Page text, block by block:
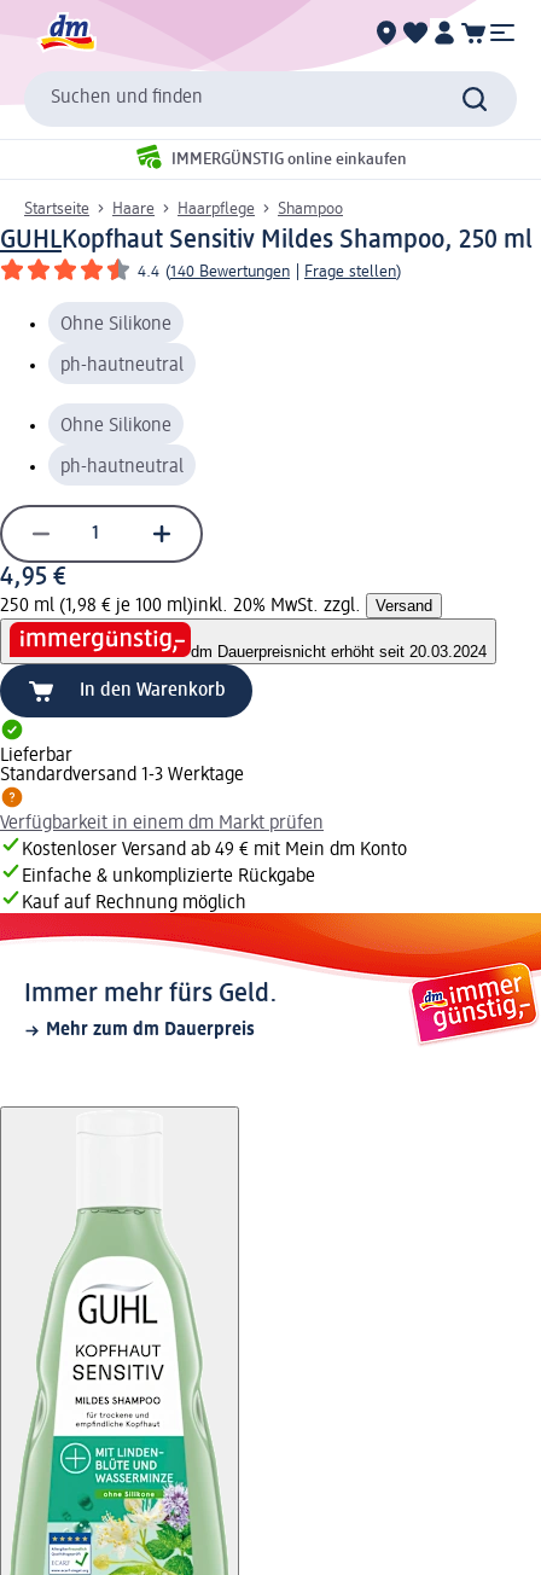
Suchen und finden
IMMERGÜNSTIG online einkaufen
Startseite Haare Haarpflege Shampoo
GUHLKopfhaut Sensitiv Mildes Shampoo, 250 ml
4.4 (140 Bewertungen Frage stellen)
Ohne Silikone
ph-hautneutral
Ohne Silikone
ph-hautneutral
4,95 €
250 ml (1,98 € je 100 ml)inkl. 20% MwSt. zzgl. Versand
dm Dauerpreisnicht erhöht seit 20.03.2024
In den Warenkorb
Lieferbar
Standardversand 1-3 Werktage
Verfügbarkeit in einem dm Markt prüfen
Kostenloser Versand ab 49 € mit Mein dm Konto
Einfache & unkomplizierte Rückgabe
Kauf auf Rechnung möglich
Immer mehr fürs Geld.
Mehr zum dm Dauerpreis